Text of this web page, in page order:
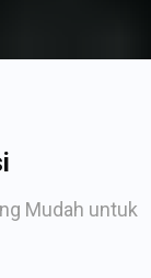
Mudah untuk